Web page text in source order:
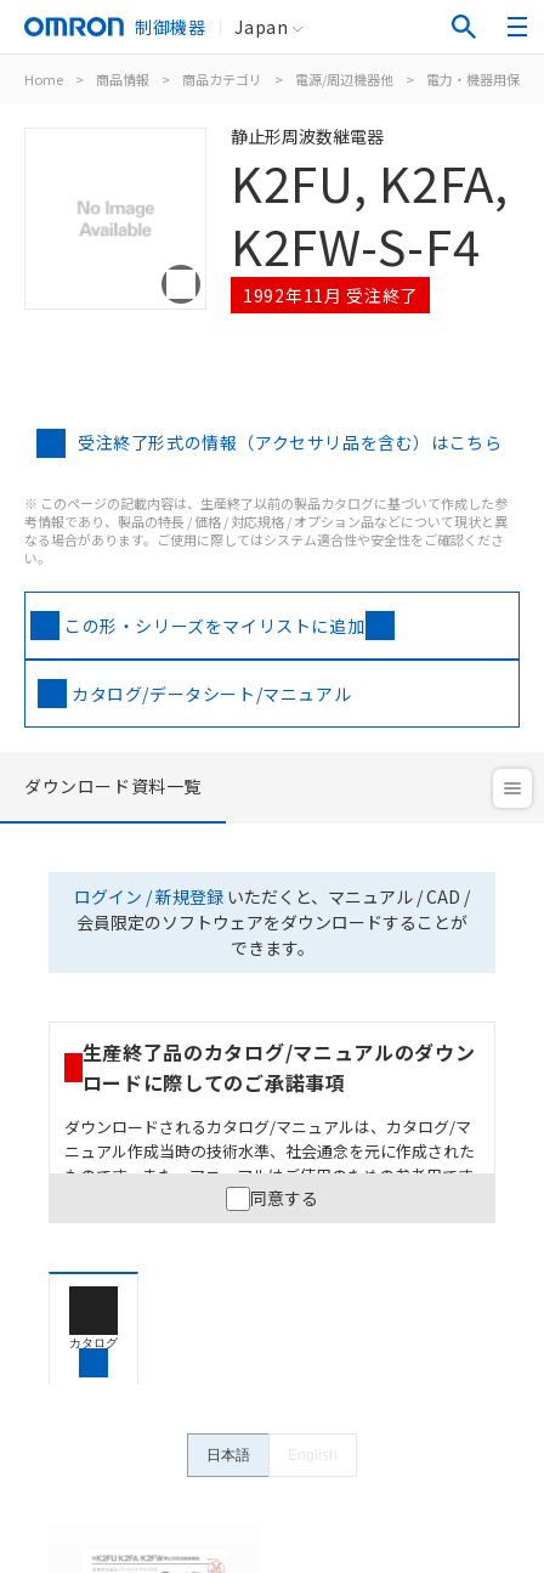
制御機器 Japan
Home > 商品情報 > 商品カテゴリ > 電源/周辺機器他 > 電力・機器用保護
静止形周波数継電器
K2FU, K2FA,
K2FW-S-F4
1992年11月 受注終了
受注終了形式の情報（アクセサリ品を含む）はこちら
※ このページの記載内容は、生産終了以前の製品カタログに基づいて作成した参
考情報であり、製品の特長 / 価格 / 対応規格 / オプション品などについて現状と異
なる場合があります。ご使用に際してはシステム適合性や安全性をご確認くださ
い。
この形・シリーズをマイリストに追加
カタログ/データシート/マニュアル
ダウンロード資料一覧
ログイン / 新規登録 いただくと、マニュアル / CAD /
会員限定のソフトウェアをダウンロードすることが
できます。
生産終了品のカタログ/マニュアルのダウン
ロードに際してのご承諾事項
ダウンロードされるカタログ/マニュアルは、カタログ/マ
ニュアル作成当時の技術水準、社会通念を元に作成された
ものです。また、マニュアルはご使用のための参考用です
ので、ご使用にあたっての安全性については十分にご配慮
ください。以下の内容をご承諾の上、ご利用ください。
うな用途に使用される場合には、システム全体として
保できるよう設計されていること、および本製品が全
ていることを、必ず事前に確認してください。
ン事例は参考用ですので、ご採用に際しては機器・装
置の機能や安全性をご確認のうえご使用ください。・
同意する
カタログ
日本語 English